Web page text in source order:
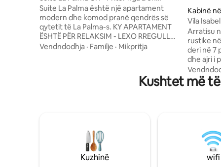
Fernando
Suite La Palma është një apartament
modern dhe komod pranë qendrës së
qytetit të La Palma-s. KY APARTAMENT
ËSHTË PËR RELAKSIM - LEXO RREGULLAT
I vendosur në KATIN E DYTË Me një
restorantet dhe dyqanet, ky apartament
është i përkryer për udhëtime biznesi
BANJAT: 1 banjë e kompletuar me ujë të
Vendndodhja · Familje · Mikpritja
Kabinë
Vila
Arratisu
rustike
deri në 7
dhe ajri i
çlodhur
i
përgatit
një
mund të
Kushtet më
Kuzhinë wifi